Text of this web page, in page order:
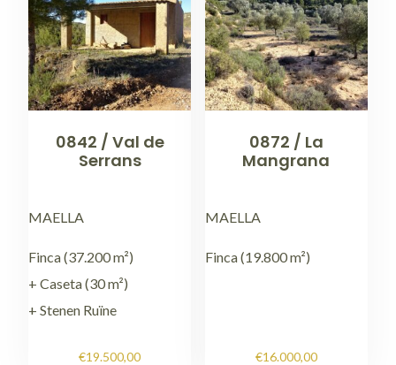
0842 / Val de
Serrans
MAELLA
Finca (37.200 m²)
+ Caseta (30 m²)
+ Stenen Ruïne
€19.500,00
0872 / La
Mangrana
MAELLA
Finca (19.800 m²)
€16.000,00